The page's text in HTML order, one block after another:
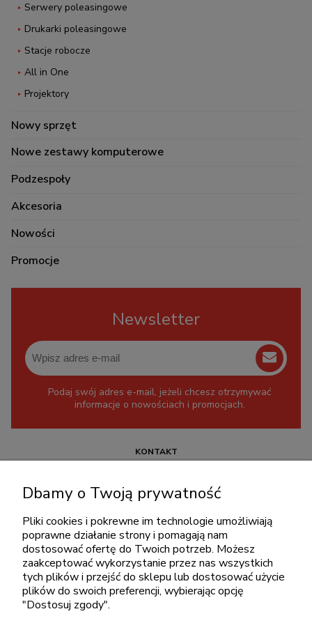
Serwery poleasingowe
Drukarki poleasingowe
Stacje robocze
All in One
Projektory
Nowy sprzęt
Nowe zestawy komputerowe
Podzespoły
Akcesoria
Nowości
Promocje
Newsletter
Podaj swój adres e-mail, jeżeli chcesz otrzymywać
informacje o nowościach i promocjach.
KONTAKT
pon.-piąt.: 08:00-16:00
sklep@cebit.pl
ZAKUPY
Dbamy o Twoją prywatność
Pliki cookies i pokrewne im technologie umożliwiają
poprawne działanie strony i pomagają nam
dostosować ofertę do Twoich potrzeb. Możesz
zaakceptować wykorzystanie przez nas wszystkich
tych plików i przejść do sklepu lub dostosować użycie
plików do swoich preferencji, wybierając opcję
"Dostosuj zgody".